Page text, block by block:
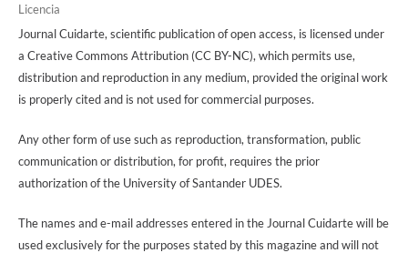
Licencia
Journal Cuidarte, scientific publication of open access, is licensed under
a Creative Commons Attribution (CC BY-NC), which permits use,
distribution and reproduction in any medium, provided the original work
is properly cited and is not used for commercial purposes.
Any other form of use such as reproduction, transformation, public
communication or distribution, for profit, requires the prior
authorization of the University of Santander UDES.
The names and e-mail addresses entered in the Journal Cuidarte will be
used exclusively for the purposes stated by this magazine and will not